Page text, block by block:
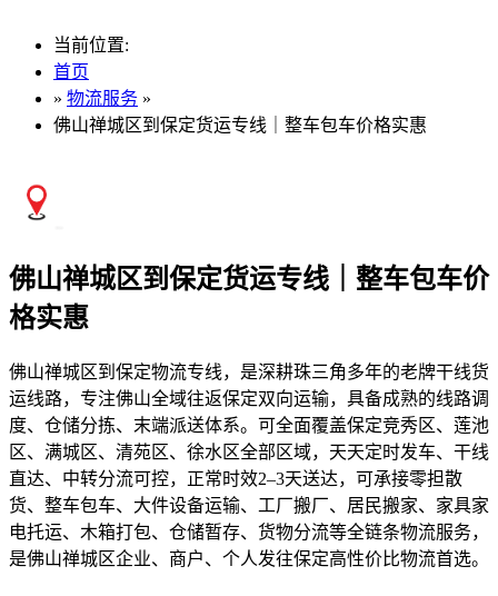
当前位置:
首页
» 物流服务 »
佛山禅城区到保定货运专线｜整车包车价格实惠
佛山禅城区到保定货运专线｜整车包车价
格实惠
佛山禅城区到保定物流专线，是深耕珠三角多年的老牌干线货
运线路，专注佛山全域往返保定双向运输，具备成熟的线路调
度、仓储分拣、末端派送体系。可全面覆盖保定竞秀区、莲池
区、满城区、清苑区、徐水区全部区域，天天定时发车、干线
直达、中转分流可控，正常时效2–3天送达，可承接零担散
货、整车包车、大件设备运输、工厂搬厂、居民搬家、家具家
电托运、木箱打包、仓储暂存、货物分流等全链条物流服务，
是佛山禅城区企业、商户、个人发往保定高性价比物流首选。